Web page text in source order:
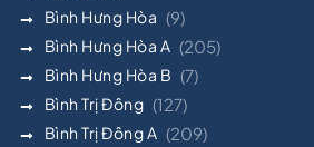
Bình Hưng Hòa (9)
Bình Hưng Hòa A (205)
Bình Hưng Hòa B (7)
Bình Trị Đông (127)
Bình Trị Đông A (209)